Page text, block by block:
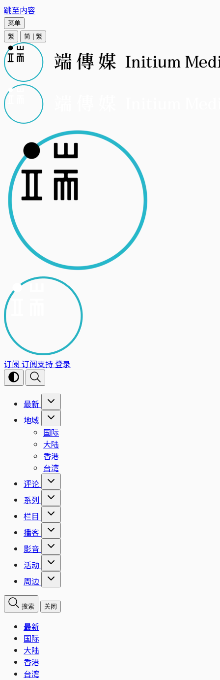
跳至内容
菜单
繁
简 繁
订阅 订阅支持登录
最新
地域
国际
大陆
香港
台湾
评论
系列
栏目
播客
影音
活动
周边
搜索 关闭
最新
国际
大陆
香港
台湾